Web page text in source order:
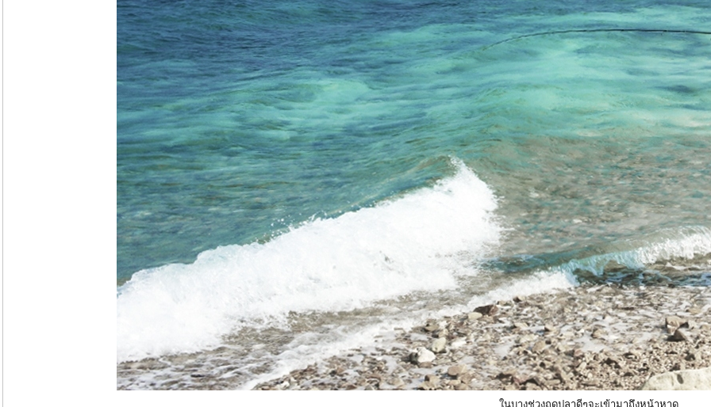
ในบางช่วงฤดูปลาดีๆจะเข้ามาถึงหน้าหาด